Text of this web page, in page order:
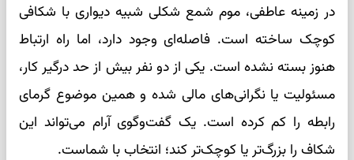
در زمینه عاطفی، موم شمع شکلی شبیه دیواری با شکافی
کوچک ساخته است. فاصله‌ای وجود دارد، اما راه ارتباط
هنوز بسته نشده است. یکی از دو نفر بیش از حد درگیر کار،
مسئولیت یا نگرانی‌های مالی شده و همین موضوع گرمای
رابطه را کم کرده است. یک گفت‌وگوی آرام می‌تواند این
شکاف را بزرگ‌تر یا کوچک‌تر کند؛ انتخاب با شماست.